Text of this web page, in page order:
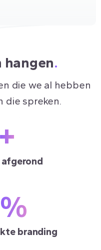
hangen.
die we al hebben
die spreken.
+
%
branding